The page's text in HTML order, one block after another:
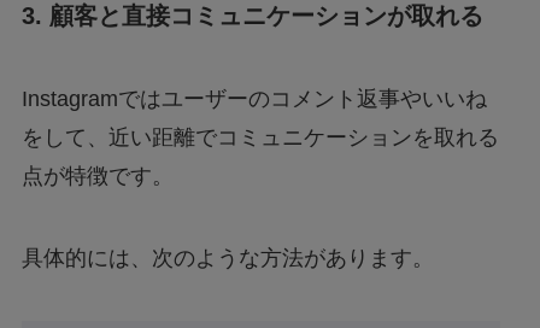
3. 顧客と直接コミュニケーションが取れる
Instagramではユーザーのコメント返事やいいね
をして、近い距離でコミュニケーションを取れる
点が特徴です。
具体的には、次のような方法があります。